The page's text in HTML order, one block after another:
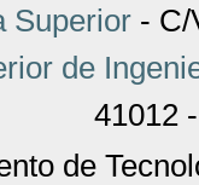
Superior- C/
de
41012
de